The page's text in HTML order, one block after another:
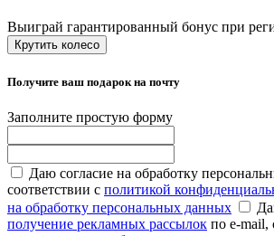
Выиграй гарантированный бонус при
Крутить колесо
Получите ваш подарок на почту
Заполните простую форму
Даю согласие на обработку
соответствии с политикой
на обработку персональных данных
получение рекламных рассылок по e-mail,